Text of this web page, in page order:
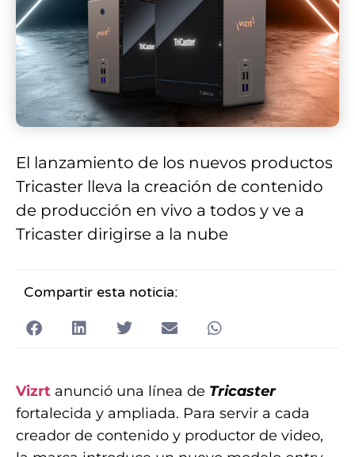
El lanzamiento de los nuevos productos
Tricaster lleva la creación de contenido
de producción en vivo a todos y ve a
Tricaster dirigirse a la nube
Compartir esta noticia:
Vizrt anunció una línea de Tricaster
fortalecida y ampliada. Para servir a cada
creador de contenido y productor de video,